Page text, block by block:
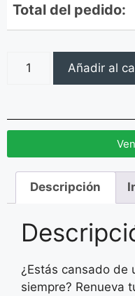
Total del pedido:
Añadir al
Descripción
¿Estás cansado de
siempre? Renueva